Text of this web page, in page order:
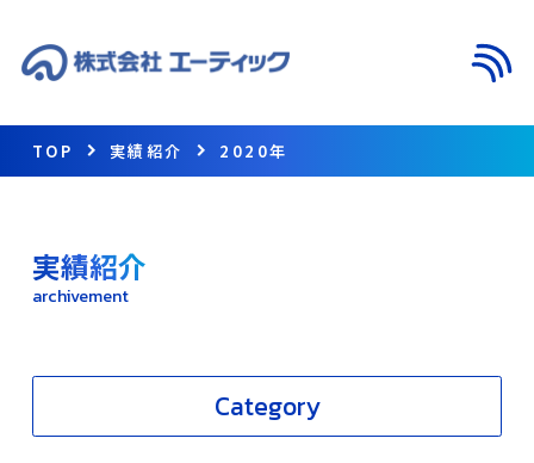
TOP 実績紹介 2020年
実績紹介
archivement
Category